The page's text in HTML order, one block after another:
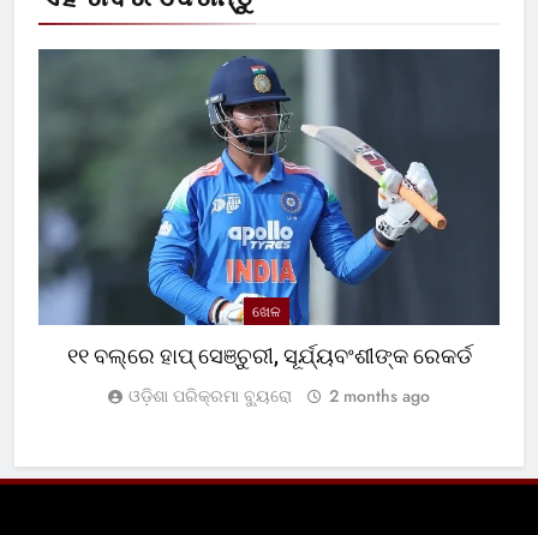
ଖେଳ
୧୧ ବଲ୍‌ରେ ହାପ୍ ସେଞ୍ଚୁରୀ, ସୂର୍ଯ୍ୟବଂଶୀଙ୍କ ରେକର୍ଡ
ଓଡ଼ିଶା ପରିକ୍ରମା ବ୍ୟୁରୋ 2 months ago